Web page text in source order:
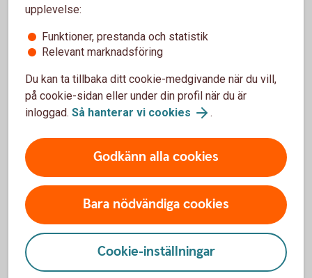
Teknikfonder
Försvarsfonder
Försvarsfonder kan investera i allt från traditionella
försvarsbolag som producerar utrustning och teknik för
militärt försvar till områden som cybersäkerhet,
kommunikation eller infrastruktur.
Försvarsfonder
Pensionsfonder/PPM-fonder
upplevelse:
Funktioner, prestanda och statistik
Relevant marknadsföring
Du kan ta tillbaka ditt cookie-medgivande när du vill,
på cookie-sidan eller under din profil när du är
inloggad. Så hanterar vi cookies .
Godkänn alla cookies
Bara nödvändiga cookies
Cookie-inställningar